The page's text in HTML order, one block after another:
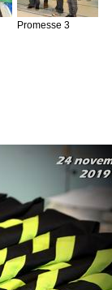
Promesse 3